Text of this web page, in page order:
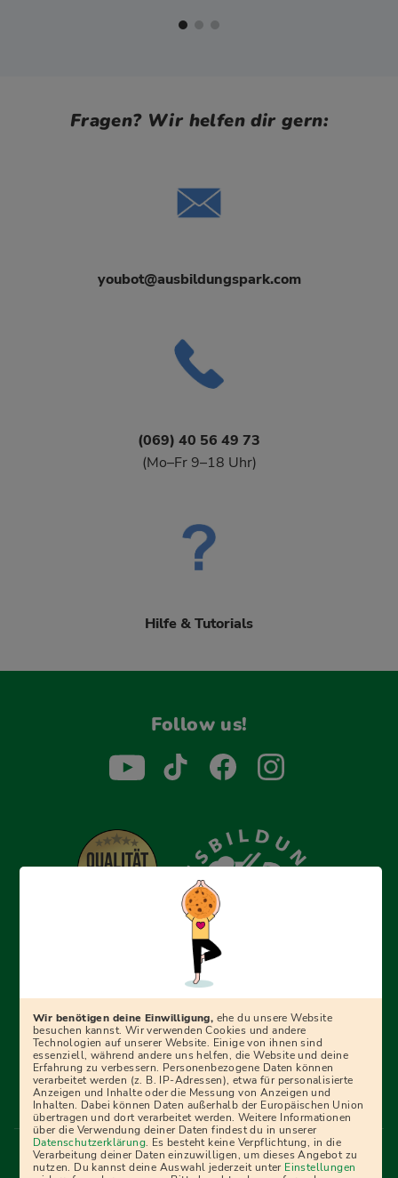
Fragen? Wir helfen dir gern:
youbot@ausbildungspark.com
(069) 40 56 49 73
(Mo–Fr 9–18 Uhr)
Hilfe & Tutorials
Follow us!
Erfolgreich bewerben mit Ausbildungspark: Wir
begleiten dich Schritt für Schritt bei deinem Start in den
Ratgebern und Prüfungspaketen, interaktiven
Videokursen und vielem mehr. Für alle, die was werden
wollen!
Menü Fußleiste
Impressum Bildquellen Presse
Mediadaten
Wir benötigen deine Einwilligung, ehe du unsere Website
besuchen kannst. Wir verwenden Cookies und andere
Technologien auf unserer Website. Einige von ihnen sind
essenziell, während andere uns helfen, die Website und deine
Erfahrung zu verbessern. Personenbezogene Daten können
verarbeitet werden (z. B. IP-Adressen), etwa für personalisierte
Anzeigen und Inhalte oder die Messung von Anzeigen und
Inhalten. Dabei können Daten außerhalb der Europäischen Union
übertragen und dort verarbeitet werden. Weitere Informationen
über die Verwendung deiner Daten findest du in unserer
Datenschutzerklärung. Es besteht keine Verpflichtung, in die
Verarbeitung deiner Daten einzuwilligen, um dieses Angebot zu
nutzen. Du kannst deine Auswahl jederzeit unter Einstellungen